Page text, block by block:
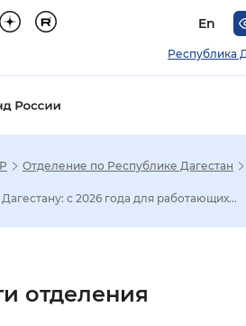
En
Республика
отображения
Увеличенный
Отделение по Республике Дагестан
с 2026 года для работающих...
отделения